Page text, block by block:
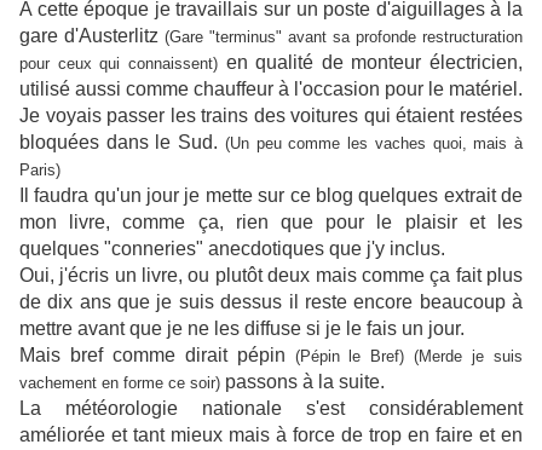
A cette époque je travaillais sur un poste d'aiguillages à la
gare d'Austerlitz (Gare "terminus" avant sa profonde restructuration
pour ceux qui connaissent)en qualité de monteur électricien,
utilisé aussi comme chauffeur à l'occasion pour le matériel.
Je voyais passer les trains des voitures qui étaient restées
bloquées dans le Sud. (Un peu comme les vaches quoi, mais à
Paris)
Il faudra qu'un jour je mette sur ce blog quelques extrait de
mon livre, comme ça, rien que pour le plaisir et les
quelques "conneries" anecdotiques que j'y inclus.
Oui, j'écris un livre, ou plutôt deux mais comme ça fait plus
de dix ans que je suis dessus il reste encore beaucoup à
mettre avant que je ne les diffuse si je le fais un jour.
Mais bref comme dirait pépin (Pépin le Bref) (Merde je suis
vachement en forme ce soir) passons à la suite.
La météorologie nationale s'est considérablement
améliorée et tant mieux mais à force de trop en faire et en